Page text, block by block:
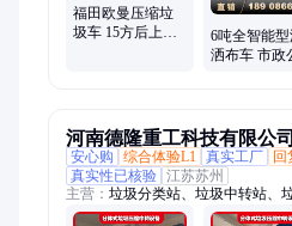
福田欧曼压缩垃
圾车 15方后上料
6吨全智能
洒布车 市政
河南德隆重工科技有限公司
安心购
综合体验L1 真实工厂 回
真实性已核验 江苏苏州
主营： 垃圾分类站、垃圾中转站、
圾压缩箱、小型垃圾压缩设备、垂